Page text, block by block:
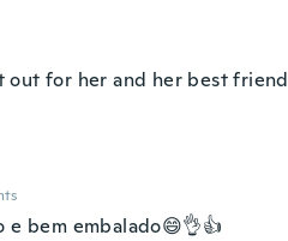
out for her and her best friend
bem embalado😄👌👍